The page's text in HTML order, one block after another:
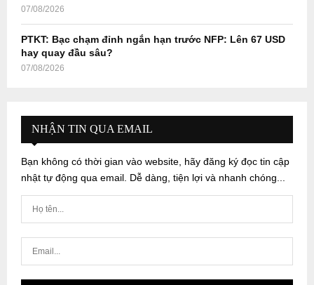
07/08/2026
PTKT: Bạc chạm đỉnh ngắn hạn trước NFP: Lên 67 USD
hay quay đầu sâu?
07/08/2026
NHẬN TIN QUA EMAIL
Bạn không có thời gian vào website, hãy đăng ký đọc tin cập
nhật tự động qua email. Dễ dàng, tiện lợi và nhanh chóng...